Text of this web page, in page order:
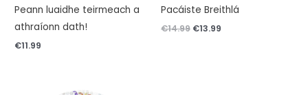
Peann luaidhe teirmeach a
athraíonn dath!
€11.99
Pacáiste Breithlá
€14.99 €13.99